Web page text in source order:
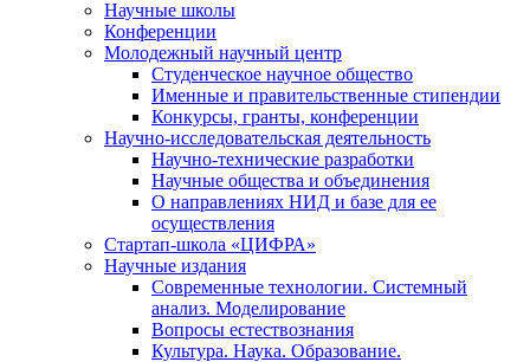
Научные школы
Конференции
Молодежный научный центр
Студенческое научное общество
Именные и правительственные стипендии
Конкурсы, гранты, конференции
Научно-исследовательская деятельность
Научно-технические разработки
Научные общества и объединения
О направлениях НИД и базе для ее
осуществления
Стартап-школа «ЦИФРА»
Научные издания
Современные технологии. Системный
анализ. Моделирование
Вопросы естествознания
Культура. Наука. Образование.